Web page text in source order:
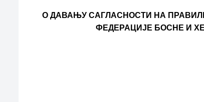
О ДАВАЊУ САГЛАСНОСТИ НА
ФЕДЕРАЦИЈЕ БОСНЕ И